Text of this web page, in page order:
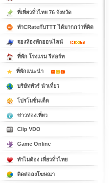
ที่เที่ยวทั่วไทย 76 จังหวัด
ทำCRateกับTTT ได้มากกว่าที่คิด
จองห้องพักออนไลน์
ที่พัก โรงแรม รีสอร์ท
ที่พักแนะนำ
บริษัททัวร์ นำเที่ยว
โปรโมชั่นเด็ด
ข่าวท่องเที่ยว
Clip VDO
Game Online
ทำไมต้อง เที่ยวทั่วไทย
ติดต่อลงโฆษณา